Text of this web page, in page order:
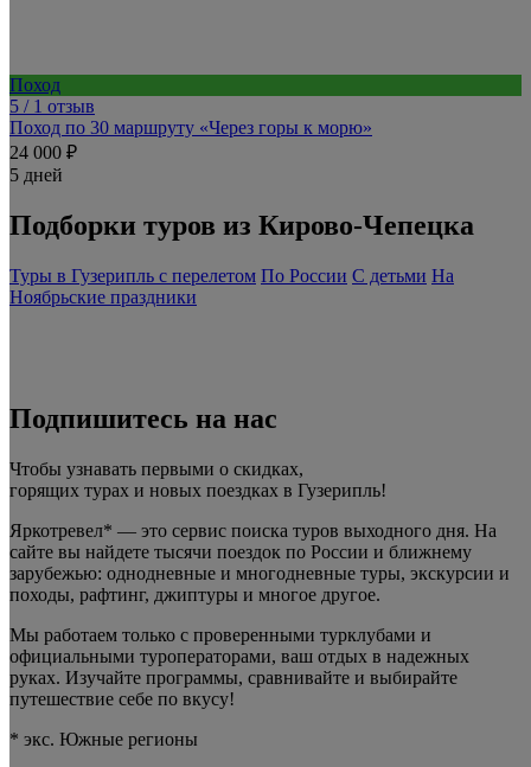
Поход
5 / 1 отзыв
Поход по 30 маршруту «Через горы к морю»
24 000 ₽
5 дней
Подборки туров из Кирово-Чепецка
Туры в Гузерипль с перелетом По России С детьми На
Ноябрьские праздники
Подпишитесь на нас
Чтобы узнавать первыми о скидках,
горящих турах и новых поездках в Гузерипль!
Яркотревел* — это сервис поиска туров выходного дня. На
сайте вы найдете тысячи поездок по России и ближнему
зарубежью: однодневные и многодневные туры, экскурсии и
походы, рафтинг, джиптуры и многое другое.
Мы работаем только с проверенными турклубами и
официальными туроператорами, ваш отдых в надежных
руках. Изучайте программы, сравнивайте и выбирайте
путешествие себе по вкусу!
* экс. Южные регионы